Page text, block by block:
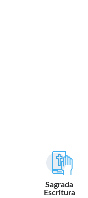
Sagrada
Escritura